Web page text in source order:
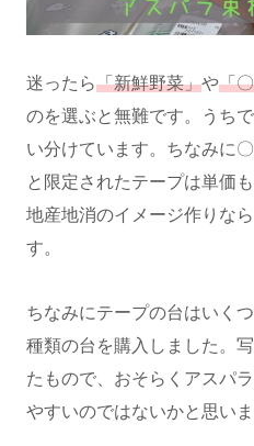
迷ったら「新鮮野菜」や「
のを選ぶと無難です。うち
い分けています。ちなみに
と限定されたテープは単価
地産地消のイメージ作りな
す。
ちなみにテープの台はいく
種類の台を購入しました。
たもので、おそらくアスパ
やすいのではないかと思いま